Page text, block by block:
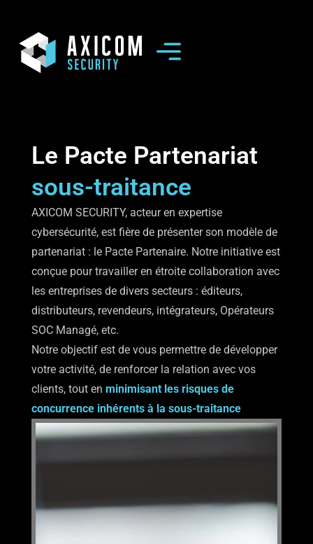
Le Pacte Partenariat
sous-traitance
AXICOM SECURITY, acteur en expertise
cybersécurité, est fière de présenter son modèle de
partenariat : le Pacte Partenaire. Notre initiative est
conçue pour travailler en étroite collaboration avec
les entreprises de divers secteurs : éditeurs,
distributeurs, revendeurs, intégrateurs, Opérateurs
SOC Managé, etc.
Notre objectif est de vous permettre de développer
votre activité, de renforcer la relation avec vos
clients, tout en minimisant les risques de
concurrence inhérents à la sous-traitance